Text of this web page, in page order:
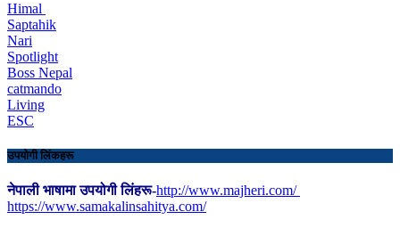
Himal
Saptahik
Nari
Spotlight
Boss Nepal
catmando
Living
ESC
उपयोगी लिंकहरू
नेपाली भाषामा उपयोगी लिंहरू-http://www.majheri.com/
https://www.samakalinsahitya.com/